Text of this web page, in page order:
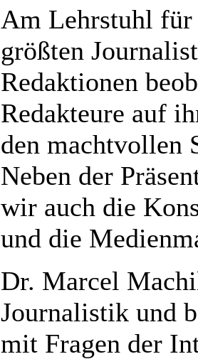
Am Lehrstuhl für
größten
Redaktionen
Redakteure auf
den machtvollen
Neben der
wir auch die
und die
Dr. Marcel
Journalistik und
mit Fragen der